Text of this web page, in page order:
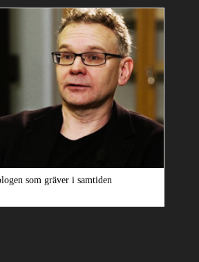
som gräver i samtiden